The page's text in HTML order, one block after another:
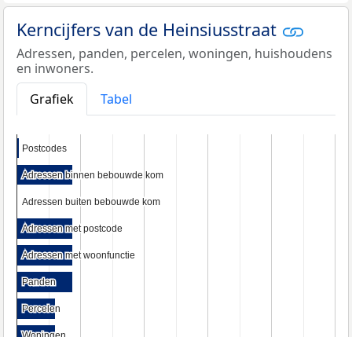
Kerncijfers van de Heinsiusstraat
Adressen, panden, percelen, woningen, huishoudens
en inwoners.
Grafiek
Tabel
Postcodes
Postcodes
Adressen binnen bebouwde kom
Adressen binnen bebouwde kom
Adressen buiten bebouwde kom
Adressen buiten bebouwde kom
Adressen met postcode
Adressen met postcode
Adressen met woonfunctie
Adressen met woonfunctie
Panden
Panden
Percelen
Percelen